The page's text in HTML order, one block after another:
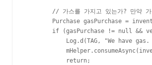
// 가스를 가지고 있는가? 만약
Purchase gasPurchase =
if (gasPurchase != null &&
Log.d(TAG, "We have gas.
            return;